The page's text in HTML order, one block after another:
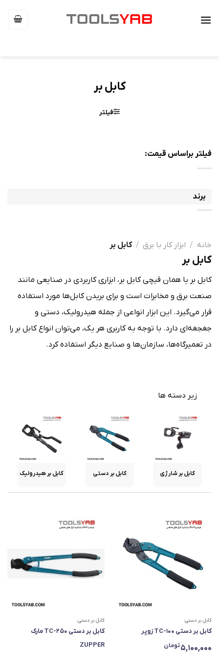
کابل بر
فیلتر
فیلتر براساس قیمت:
برند
خانه / ابزار کار با برق / کابل بر
کابل بر
کابل بر یا همان قیچی کابل بر، ابزاری کاربردی در صنایعی مانند
صنعت برق و مخابرات است و برای بریدن کابل‌ها مورد استفاده
قرار می‌گیرد. این ابزار انواعی از جمله هیدرولیک، دستی و
جغجغه‌ای دارد. با توجه به کاربری هر یک، می‌توان انواع کابل بر را
در تعمیرگاه‌ها، سازمان‌ها و صنایع دیگر استفاده کرد.
زیر دسته ها
کابل بر شارژی کابل بر دستی کابل بر هیدرولیک
کابل بر دستی
کابل بر دستی TC-100 زوپر
5,100,000تومان
کابل بر دستی
کابل بر دستی TC-250 مارک
ZUPPER